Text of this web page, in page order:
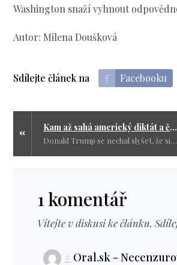
Washington snaží vyhnout
Autor: Milena Doušková
Sdílejte článek na Facebooku
Kam až sahá americký diktát a česká servilita? Ebola na Bulovce!
Donald Trump se nechal slyšet, že si do Spojených států nenechá zavléct ebolu. Rázné, že? Americký občan má smůlu, domů nesmí.
1 komentář
Vítejte v diskusi ke článku.
# Oral.sk -